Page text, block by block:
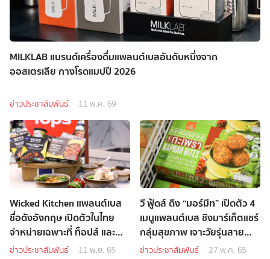
MILKLAB แบรนด์เครื่องดื่มแพลนต์เบสอันดับหนึ่งจาก
ออสเตรเลีย กางโรดแมปปี 2026
ข่าวประชาสัมพันธ์ 11 พ.ค. 69
Wicked Kitchen แพลนต์เบส
ชื่อดังอังกฤษ เปิดตัวในไทย
จำหน่ายเฉพาะที่ ท็อปส์ และ
ท็อปส์ ฟู้ด ฮอลล์
ข่าวประชาสัมพันธ์ 11 พ.ย. 65
วี ฟู้ดส์ ดึง “มอร์มีท” เปิดตัว 4
เมนูแพลนต์เบส ชิงมาร์เก็ตแชร์
กลุ่มสุขภาพ เจาะวัยรุ่นสาย
เฮลธ์ตี้
ข่าวประชาสัมพันธ์ 27 พ.ค. 65